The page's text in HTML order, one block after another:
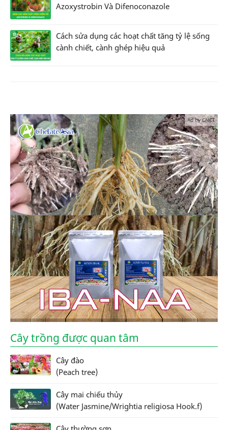
Azoxystrobin Và Difenoconazole
Cách sửa dụng các hoạt chất tăng tỷ lệ sống
cành chiết, cành ghép hiệu quả
Ad by CNCT
Cây trồng được quan tâm
Cây đào
(Peach tree)
Cây mai chiếu thủy
(Water Jasmine/Wrightia religiosa Hook.f)